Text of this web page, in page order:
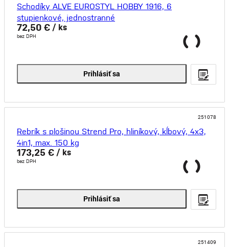
Schodíky ALVE EUROSTYL HOBBY 1916, 6
stupienkové, jednostranné
72,50 € / ks
bez DPH
Prihlásiť sa
251078
Rebrík s plošinou Strend Pro, hliníkový, kĺbový, 4x3,
4in1, max. 150 kg
173,25 € / ks
bez DPH
Prihlásiť sa
251409